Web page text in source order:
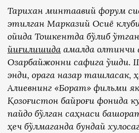
Тарихан минтақавий форум
этилган Марказий Осиё
ойида Тошкентда бўлиб
йиғилишида амалда олтинчи
Озарбайжонни сафига қўшди.
энди, орқага назар
Алиевнинг «Борат» фильми
Қозоғистон байроғи фонида
пайдо бўлган саҳнаси
ҳеч бўлмаганда бундай